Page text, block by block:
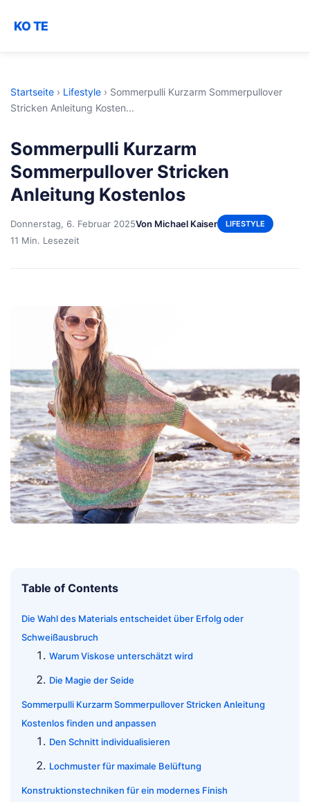
KO TE
Startseite › Lifestyle › Sommerpulli Kurzarm Sommerpullover
Stricken Anleitung Kosten...
Sommerpulli Kurzarm
Sommerpullover Stricken
Anleitung Kostenlos
Donnerstag, 6. Februar 2025Von Michael Kaiser LIFESTYLE
11 Min. Lesezeit
Table of Contents
Die Wahl des Materials entscheidet über Erfolg oder
Schweißausbruch
Warum Viskose unterschätzt wird
Die Magie der Seide
Sommerpulli Kurzarm Sommerpullover Stricken Anleitung
Kostenlos finden und anpassen
Den Schnitt individualisieren
Lochmuster für maximale Belüftung
Konstruktionstechniken für ein modernes Finish